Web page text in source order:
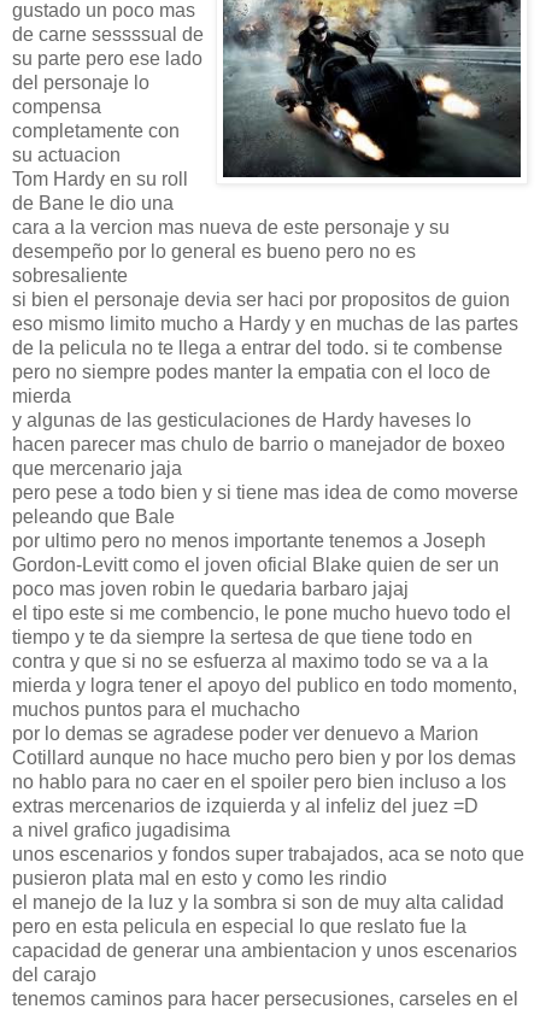
gustado un poco mas
de carne sessssual de
su parte pero ese lado
del personaje lo
compensa
completamente con
su actuacion
Tom Hardy en su roll
de Bane le dio una
cara a la vercion mas nueva de este personaje y su
desempeño por lo general es bueno pero no es
sobresaliente
si bien el personaje devia ser haci por propositos de guion
eso mismo limito mucho a Hardy y en muchas de las partes
de la pelicula no te llega a entrar del todo. si te combense
pero no siempre podes manter la empatia con el loco de
mierda
y algunas de las gesticulaciones de Hardy haveses lo
hacen parecer mas chulo de barrio o manejador de boxeo
que mercenario jaja
pero pese a todo bien y si tiene mas idea de como moverse
peleando que Bale
por ultimo pero no menos importante tenemos a Joseph
Gordon-Levitt como el joven oficial Blake quien de ser un
poco mas joven robin le quedaria barbaro jajaj
el tipo este si me combencio, le pone mucho huevo todo el
tiempo y te da siempre la sertesa de que tiene todo en
contra y que si no se esfuerza al maximo todo se va a la
mierda y logra tener el apoyo del publico en todo momento,
muchos puntos para el muchacho
por lo demas se agradese poder ver denuevo a Marion
Cotillard aunque no hace mucho pero bien y por los demas
no hablo para no caer en el spoiler pero bien incluso a los
extras mercenarios de izquierda y al infeliz del juez =D
a nivel grafico jugadisima
unos escenarios y fondos super trabajados, aca se noto que
pusieron plata mal en esto y como les rindio
el manejo de la luz y la sombra si son de muy alta calidad
pero en esta pelicula en especial lo que reslato fue la
capacidad de generar una ambientacion y unos escenarios
del carajo
tenemos caminos para hacer persecusiones, carseles en el